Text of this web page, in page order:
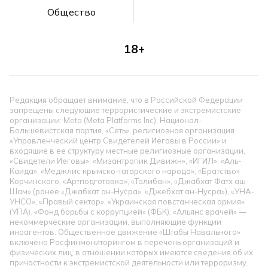
Общество
18+
Редакция обращает внимание, что в Российской Федерации
запрещены следующие террористические и экстремистские
организации: Meta (Meta Platforms Inc), Национал-
Большевистская партия, «Сеть», религиозная организация
«Управленческий центр Свидетелей Иеговы в России» и
входящие в ее структуру местные религиозные организации,
«Свидетели Иеговы», «Мизантропик Дивижн», «ИГИЛ», «Аль-
Каида», «Меджлис крымско-татарского народа», «Братство»
Корчинского, «Артподготовка», «Талибан», «Джабхат Фатх аш-
Шам» (ранее «Джабхат ан-Нусра», «Джебхат ан-Нусра»), «УНА-
УНСО», «Правый сектор», «Украинская повстанческая армия»
(УПА). «Фонд борьбы с коррупцией» (ФБК), «Альянс врачей» —
некоммерческие организации, выполняющие функции
иноагентов. Общественное движение «Штабы Навального»
включено Росфинмониторингом в перечень организаций и
физических лиц, в отношении которых имеются сведения об их
причастности к экстремистской деятельности или терроризму.